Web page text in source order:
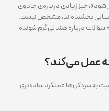
چیز زیادی درباره‌ی جادوی
۱۹۶۶ به خودروها زیبایی بخشیده‌اند، مشخص نیست.
سؤالات درباره صندلی گرم شونده
عمل می‌کند؟
به سردکن‌ها عملکرد ساده‌تری